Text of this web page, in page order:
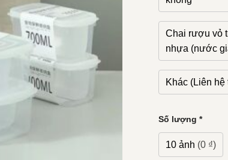
Chai rượu vỏ
nhựa (nước
Khác (Liên hệ
Số lượng *
10 ảnh (0 ₫)